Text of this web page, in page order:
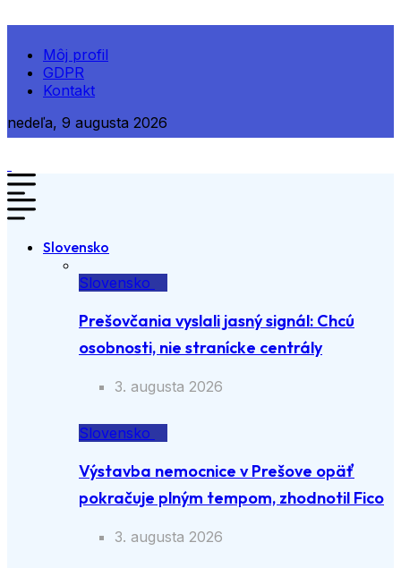
Môj profil
GDPR
Kontakt
nedeľa, 9 augusta 2026
Slovensko
Slovensko
Prešovčania vyslali jasný signál: Chcú
osobnosti, nie stranícke centrály
3. augusta 2026
Slovensko
Výstavba nemocnice v Prešove opäť
pokračuje plným tempom, zhodnotil Fico
3. augusta 2026